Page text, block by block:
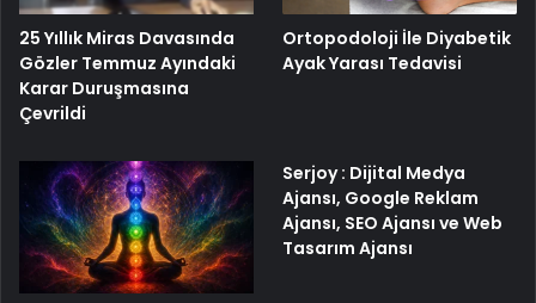
25 Yıllık Miras Davasında
Gözler Temmuz Ayındaki
Karar Duruşmasına
Çevrildi
Ortopodoloji İle Diyabetik
Ayak Yarası Tedavisi
Serjoy : Dijital Medya
Ajansı, Google Reklam
Ajansı, SEO Ajansı ve Web
Tasarım Ajansı